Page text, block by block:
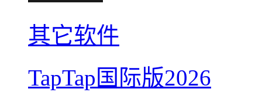
其它软件
TapTap国际版2026